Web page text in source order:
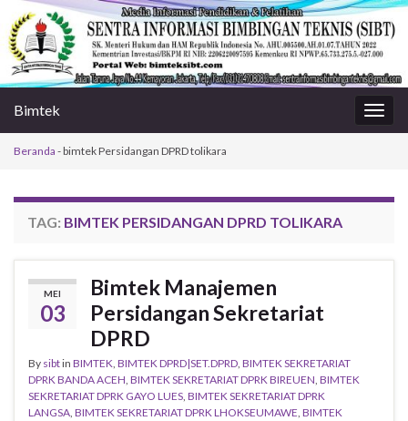
Bimtek
Beranda -bimtek Persidangan DPRD tolikara
TAG: BIMTEK PERSIDANGAN DPRD TOLIKARA
MEI
03
Bimtek Manajemen
Persidangan Sekretariat
DPRD
By sibtin BIMTEK, BIMTEK DPRD|SET.DPRD, BIMTEK SEKRETARIAT
DPRK BANDA ACEH, BIMTEK SEKRETARIAT DPRK BIREUEN, BIMTEK
SEKRETARIAT DPRK GAYO LUES, BIMTEK SEKRETARIAT DPRK
LANGSA, BIMTEK SEKRETARIAT DPRK LHOKSEUMAWE, BIMTEK